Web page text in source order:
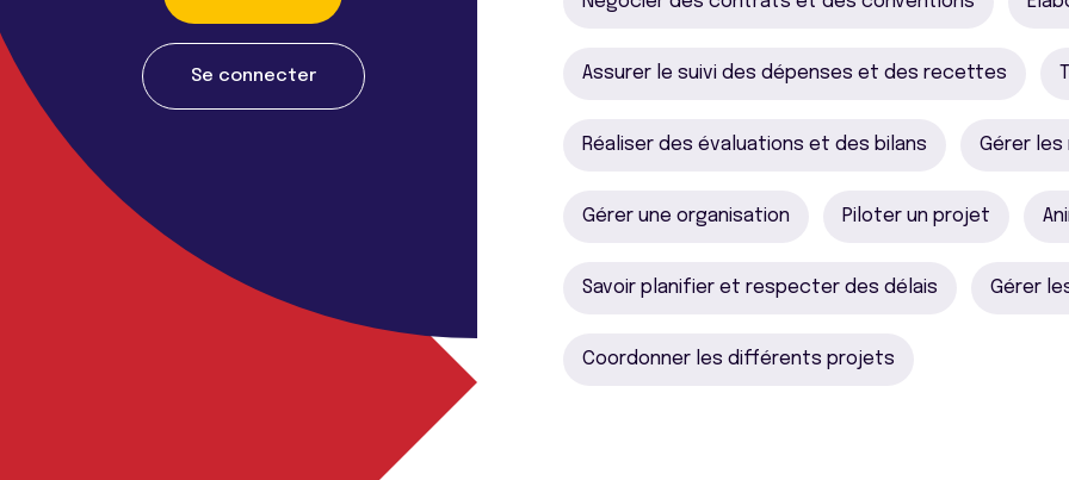
Se connecter Assurer le suivi des dépenses et des recettes
Réaliser des évaluations et des bilans Gérer
Gérer une organisation Piloter un projet
Savoir planifier et respecter des délais Gérer
Coordonner les différents projets